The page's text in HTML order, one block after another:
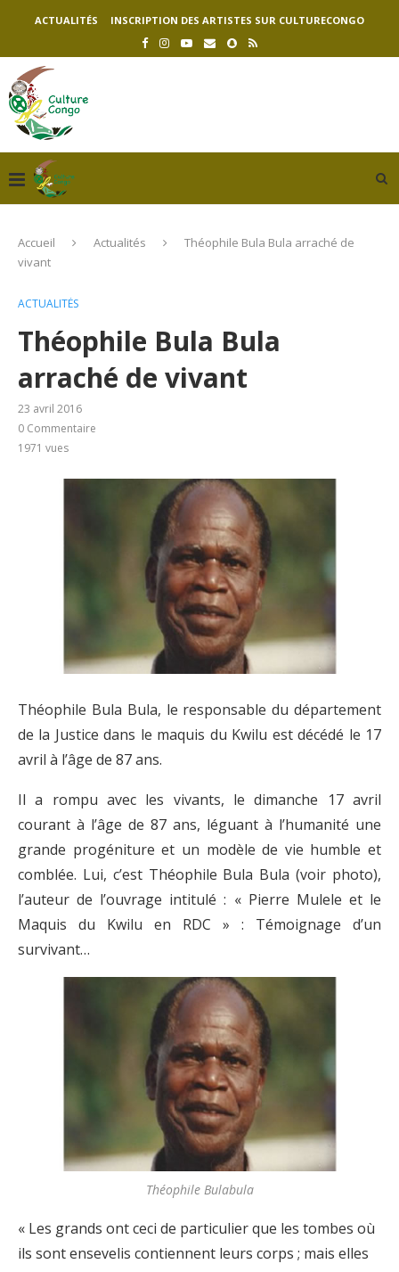
ACTUALITÉS INSCRIPTION DES ARTISTES SUR CULTURECONGO
Accueil Actualités
Théophile Bula Bula arraché de
vivant
ACTUALITÉS
Théophile Bula Bula
arraché de vivant
23 avril 2016
0 Commentaire
1971 vues
Théophile Bula Bula, le responsable du département
de la Justice dans le maquis du Kwilu est décédé le 17
avril à l’âge de 87 ans.
Il a rompu avec les vivants, le dimanche 17 avril
courant à l’âge de 87 ans, léguant à l’humanité une
grande progéniture et un modèle de vie humble et
comblée. Lui, c’est Théophile Bula Bula (voir photo),
l’auteur de l’ouvrage intitulé : « Pierre Mulele et le
Maquis du Kwilu en RDC » : Témoignage d’un
survivant…
Théophile Bulabula
« Les grands ont ceci de particulier que les tombes où
ils sont ensevelis contiennent leurs corps ; mais elles